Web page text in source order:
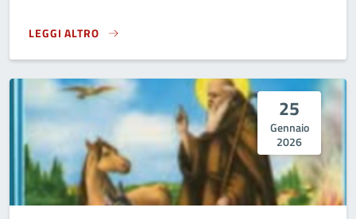
LEGGI ALTRO
VEGLIONE DI CARNEVALE 2026}
25
Gennaio
2026